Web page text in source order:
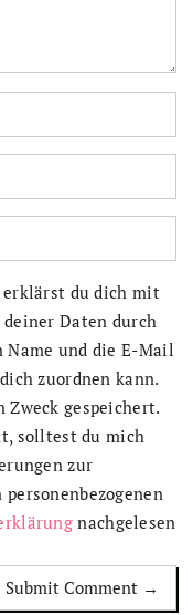
du dich mit
Daten durch
und die E-Mail
zuordnen kann.
gespeichert.
solltest du mich
zur
nachgelesen